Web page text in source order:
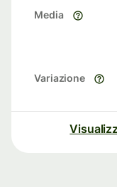
Media
Variazione